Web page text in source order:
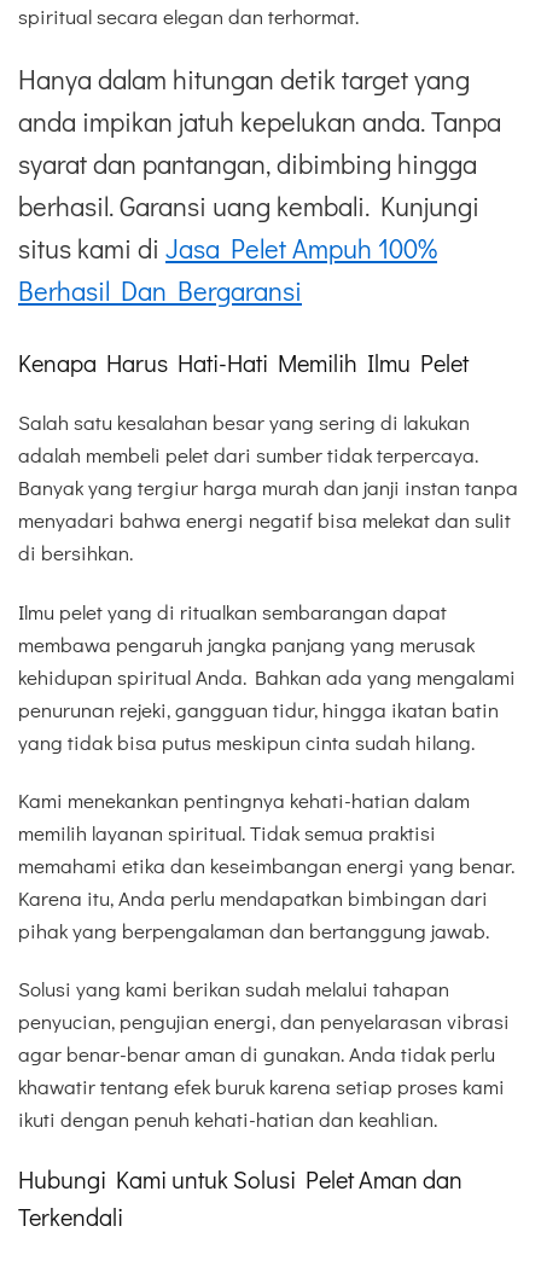
spiritual secara elegan dan terhormat.
Hanya dalam hitungan detik target yang
anda impikan jatuh kepelukan anda. Tanpa
syarat dan pantangan, dibimbing hingga
berhasil. Garansi uang kembali. Kunjungi
situs kami di Jasa Pelet Ampuh 100%
Berhasil Dan Bergaransi
Kenapa Harus Hati-Hati Memilih Ilmu Pelet
Salah satu kesalahan besar yang sering di lakukan
adalah membeli pelet dari sumber tidak terpercaya.
Banyak yang tergiur harga murah dan janji instan tanpa
menyadari bahwa energi negatif bisa melekat dan sulit
di bersihkan.
Ilmu pelet yang di ritualkan sembarangan dapat
membawa pengaruh jangka panjang yang merusak
kehidupan spiritual Anda. Bahkan ada yang mengalami
penurunan rejeki, gangguan tidur, hingga ikatan batin
yang tidak bisa putus meskipun cinta sudah hilang.
Kami menekankan pentingnya kehati-hatian dalam
memilih layanan spiritual. Tidak semua praktisi
memahami etika dan keseimbangan energi yang benar.
Karena itu, Anda perlu mendapatkan bimbingan dari
pihak yang berpengalaman dan bertanggung jawab.
Solusi yang kami berikan sudah melalui tahapan
penyucian, pengujian energi, dan penyelarasan vibrasi
agar benar-benar aman di gunakan. Anda tidak perlu
khawatir tentang efek buruk karena setiap proses kami
ikuti dengan penuh kehati-hatian dan keahlian.
Hubungi Kami untuk Solusi Pelet Aman dan
Terkendali